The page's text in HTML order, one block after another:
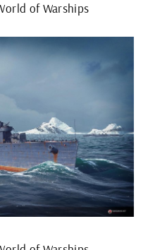
of Warships